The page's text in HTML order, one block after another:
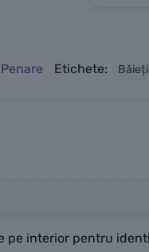
Penare Etichete: Băieți
pe interior pentru